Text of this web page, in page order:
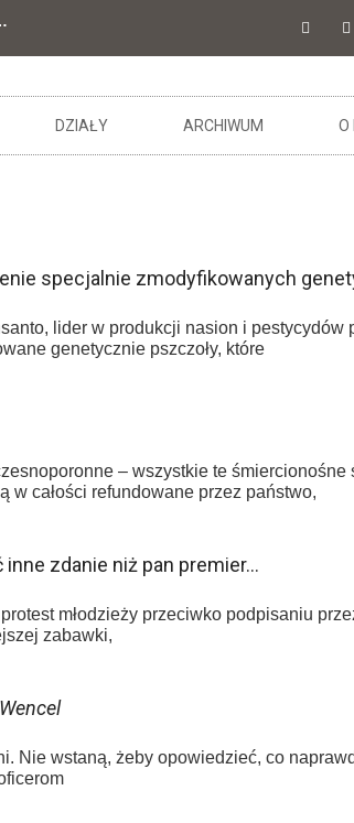
DZIAŁY ARCHIWUM O
specjalnie zmodyfikowanych
lider w produkcji nasion i
genetycznie pszczoły, które
– wszystkie te
w całości refundowane przez państwo,
zdanie niż pan premier…
młodzieży przeciwko podpisaniu
zabawki,
Nie wstaną, żeby opowiedzieć, co